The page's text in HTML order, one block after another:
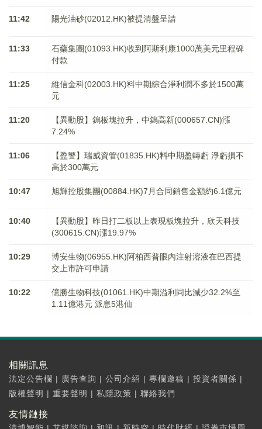
11:42 陽光油砂(02012.HK)被提清盤呈請
11:33
石藥集團(01093.HK)收到阿斯利康1000萬美元里程碑
付款
11:25
維信金科(02003.HK)料中期綜合淨利潤不多於1500萬
元
11:20
【異動股】鎢板塊拉升，中鎢高新(000657.CN)漲
7.24%
11:06
【盈警】瑞威資管(01835.HK)料中期盈轉虧 淨虧損不
高於300萬元
10:47 旭輝控股集團(00884.HK)7月合同銷售金額約6.1億元
10:40
【異動股】昨日打二板以上表現板塊拉升，欣天科技
(300615.CN)漲19.97%
10:29
博安生物(06955.HK)阿柏西普眼內注射溶液在巴西提
交上市許可申請
10:22
億勝生物科技(01061.HK)中期溢利同比減少32.2%至
1.11億港元 派息5港仙
相關訊息
法定公告欄 | 廣告查詢 | 公司介紹 | 專欄邀稿 | 投資者關係 |
版權聲明 | 重要聲明 | 私隱政策 | 聯絡我們
友情鏈接